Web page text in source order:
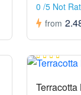
0 /5 Not
from